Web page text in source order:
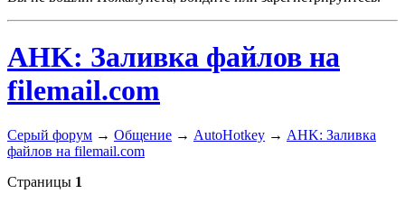
AHK: Заливка файлов на
filemail.com
Серый форум → Общение → AutoHotkey → AHK: Заливка
файлов на filemail.com
Страницы 1